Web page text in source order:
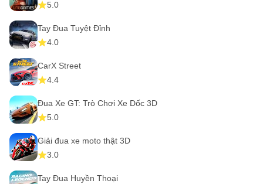
5.0
Tay Đua Tuyệt Đỉnh
4.0
CarX Street
4.4
Đua Xe GT: Trò Chơi Xe Dốc 3D
5.0
Giải đua xe moto thật 3D
3.0
Tay Đua Huyền Thoại